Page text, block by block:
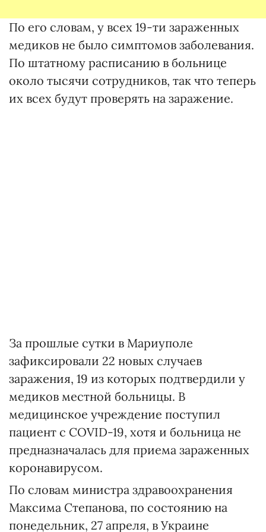
По его словам, у всех 19-ти зараженных
медиков не было симптомов заболевания.
По штатному расписанию в больнице
около тысячи сотрудников, так что теперь
их всех будут проверять на заражение.
За прошлые сутки в Мариуполе
зафиксировали 22 новых случаев
заражения, 19 из которых подтвердили у
медиков местной больницы. В
медицинское учреждение поступил
пациент с COVID-19, хотя и больница не
предназначалась для приема зараженных
коронавирусом.
По словам министра здравоохранения
Максима Степанова, по состоянию на
понедельник, 27 апреля, в Украине